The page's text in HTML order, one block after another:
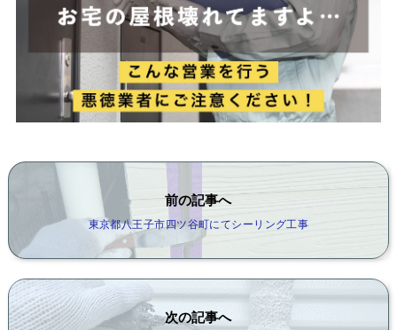
前の記事へ
東京都八王子市四ツ谷町にてシーリング工事
次の記事へ